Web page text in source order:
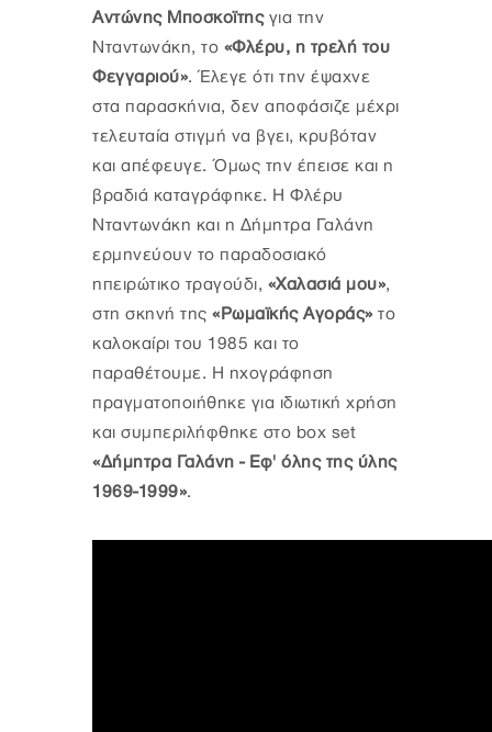
Αντώνης Μποσκοϊτηςγια την
Νταντωνάκη, το «Φλέρυ, η τρελή του
Φεγγαριού». Έλεγε ότι την έψαχνε
στα παρασκήνια, δεν αποφάσιζε μέχρι
τελευταία στιγμή να βγει, κρυβόταν
και απέφευγε. Όμως την έπεισε και η
βραδιά καταγράφηκε. Η Φλέρυ
Νταντωνάκη και η Δήμητρα Γαλάνη
ερμηνεύουν το παραδοσιακό
ηπειρώτικο τραγούδι, «Χαλασιά μου»,
στη σκηνή της «Ρωμαϊκής Αγοράς» το
καλοκαίρι του 1985 και το
παραθέτουμε. Η ηχογράφηση
πραγματοποιήθηκε για ιδιωτική χρήση
και συμπεριλήφθηκε στο box set
«Δήμητρα Γαλάνη - Εφ' όλης της ύλης
1969-1999».